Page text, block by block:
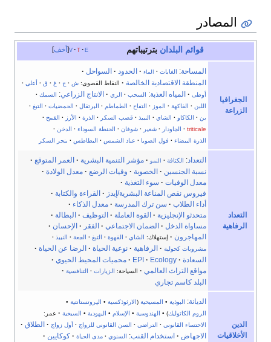
المصادر
أخف v t e قوائم البلدان بترتيباتهم
الجغرافيا
الزراعة
المساحة: الغابات · الماء · الحدود · السواحل ·
المنطقة الاقتصادية الخالصة · النقاط القصوى:ش · ج · غ · ق · أعلى ·
أوطى · المياه العذبة: السحب · الري · الانتاج الزراعي: السمك ·
اللبن · الفاكهة · الموز · التفاح · الطماطم · البرتقال · الحمضيات · التبغ ·
بن · الكاكاو · الشاي · النبيذ · قصب السكر · الذرة · الأرز · القمح ·
triticale
· الجاودار · شعير · شوفان · الحنطة السوداء · الدخن ·
الذرة البيضاء · فول الصويا · عباد الشمس · البطاطس · بنجر السكر
التعداد
الرفاهية
التعداد: الكثافة · النمو · مؤشر التنمية البشرية · العمر المتوقع ·
نسبة الجنسين · الخصوبة · وفيات الرضع · معدل الولادة ·
معدل الوفيات · سوء التغذية ·
فيروس نقص المناعة البشرية/إيدز · القراءة والكتابة ·
أداء الطلاب · سن ترك المدرسة · معدل الذكاء ·
متحدثو الإنجليزية · القوة العاملة · التوظيف · البطالة ·
مساواة الدخل · الضمان الاجتماعي · الفقر · الإحسان ·
المهاجرون · إستهلاك: الشاي · القهوة · التبغ · الجعة · النبيذ ·
مشروبات كحولية · الرفاهية · نوعية الحياة · الرضا عن الحياة ·
السعادة ·
EPI · Ecology
· محميات المحيط الحيوي ·
مواقع التراث العالمي · السياحة: الزيارات · التنافسية ·
البلد كاسم تجاري
الدين
الأخلاقيات
الديانة: البوذية • المسيحية (الارثوذكسية • الپروتستانتية •
الروم الكاثوليك) • الهندوسية • الإسلام • اليهودية • السيخية · عمر:
الاحتساء القانوني · التراضي · السن القانوني للزواج · أول زواج · الطلاق ·
الاجهاض · استخدام القنب: السنوي · مدى الحياة · كوكايين ·